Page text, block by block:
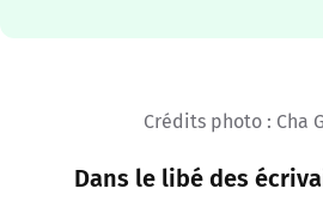
Crédits photo : Cha
Dans le libé des